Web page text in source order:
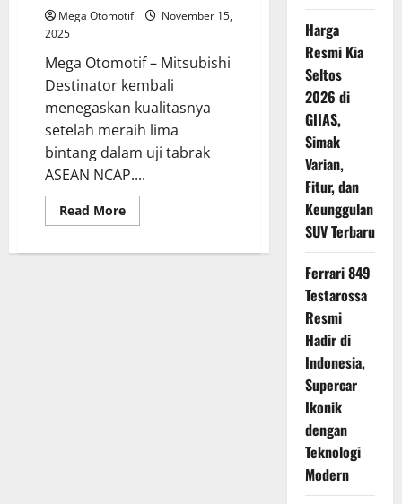
Mega Otomotif
November 15,
2025
Mega Otomotif – Mitsubishi
Destinator kembali
menegaskan kualitasnya
setelah meraih lima
bintang dalam uji tabrak
ASEAN NCAP....
Read MoreRead
more
Destinator
Harga
Resmi Kia
Seltos
2026 di
GIIAS,
Simak
Varian,
Fitur, dan
Keunggulan
SUV Terbaru
Ferrari 849
Testarossa
Resmi
Hadir di
Indonesia,
Supercar
Ikonik
dengan
Teknologi
Modern